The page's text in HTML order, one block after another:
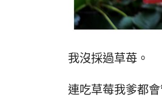
我沒採過草苺。
連吃草莓我爹都